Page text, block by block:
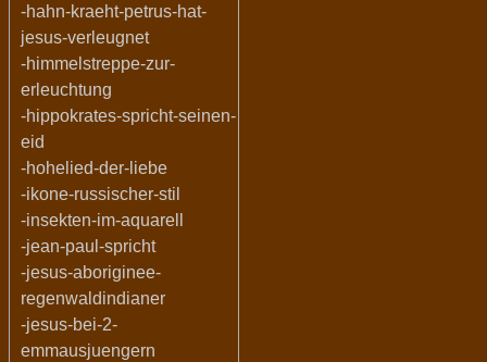
-hahn-kraeht-petrus-hat-
jesus-verleugnet
-himmelstreppe-zur-
erleuchtung
-hippokrates-spricht-seinen-
eid
-hohelied-der-liebe
-ikone-russischer-stil
-insekten-im-aquarell
-jean-paul-spricht
-jesus-aboriginee-
regenwaldindianer
-jesus-bei-2-
emmausjuengern